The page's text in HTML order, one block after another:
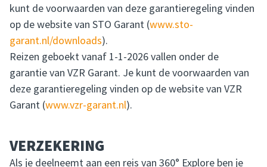
kunt de voorwaarden van deze garantieregeling vinden
op de website van STO Garant (www.sto-
garant.nl/downloads).
Reizen geboekt vanaf 1-1-2026 vallen onder de
garantie van VZR Garant. Je kunt de voorwaarden van
deze garantieregeling vinden op de website van VZR
Garant (www.vzr-garant.nl).
VERZEKERING
Als je deelneemt aan een reis van 360° Explore ben je